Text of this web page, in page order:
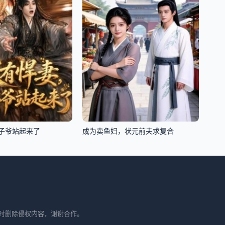
爷站起来了 成为卖鱼妇，状元前夫求复合
除侵权内容，谢谢合作。